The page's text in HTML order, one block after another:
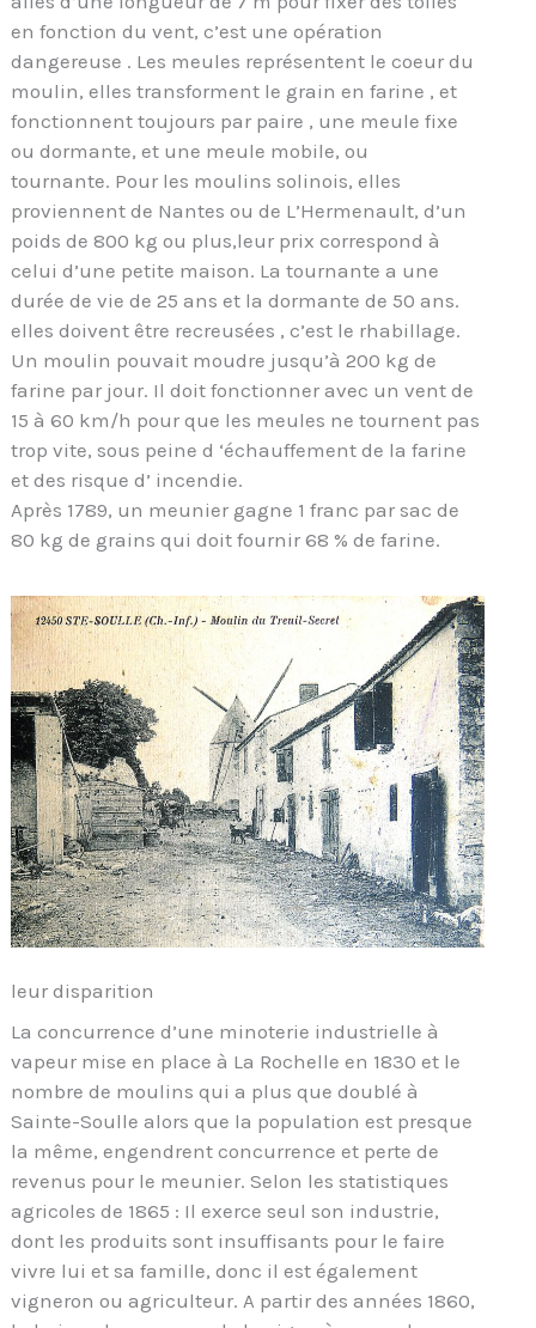
en fonction du vent, c’est une opération
dangereuse . Les meules représentent le coeur du
moulin, elles transforment le grain en farine , et
fonctionnent toujours par paire , une meule fixe
ou dormante, et une meule mobile, ou
tournante. Pour les moulins solinois, elles
proviennent de Nantes ou de L’Hermenault, d’un
poids de 800 kg ou plus,leur prix correspond à
celui d’une petite maison. La tournante a une
durée de vie de 25 ans et la dormante de 50 ans.
elles doivent être recreusées , c’est le rhabillage.
Un moulin pouvait moudre jusqu’à 200 kg de
farine par jour. Il doit fonctionner avec un vent de
15 à 60 km/h pour que les meules ne tournent pas
trop vite, sous peine d ‘échauffement de la farine
et des risque d’ incendie.
Après 1789, un meunier gagne 1 franc par sac de
80 kg de grains qui doit fournir 68 % de farine.
leur disparition
La concurrence d’une minoterie industrielle à
vapeur mise en place à La Rochelle en 1830 et le
nombre de moulins qui a plus que doublé à
Sainte-Soulle alors que la population est presque
la même, engendrent concurrence et perte de
revenus pour le meunier. Selon les statistiques
agricoles de 1865 : Il exerce seul son industrie,
dont les produits sont insuffisants pour le faire
vivre lui et sa famille, donc il est également
vigneron ou agriculteur. A partir des années 1860,